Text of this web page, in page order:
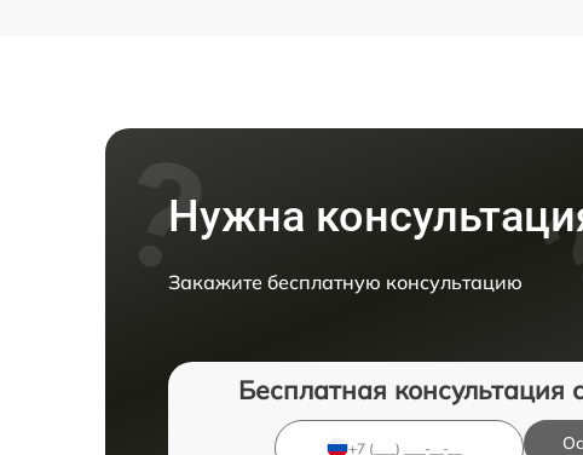
Нужна
Закажите бесплатную консультацию
Бесплатная консультация